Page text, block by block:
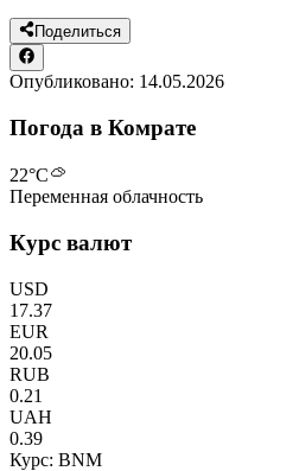
Поделиться
Опубликовано: 14.05.2026
Погода в Комрате
22°C
Переменная облачность
Курс валют
USD
17.37
EUR
20.05
RUB
0.21
UAH
0.39
Курс: BNM